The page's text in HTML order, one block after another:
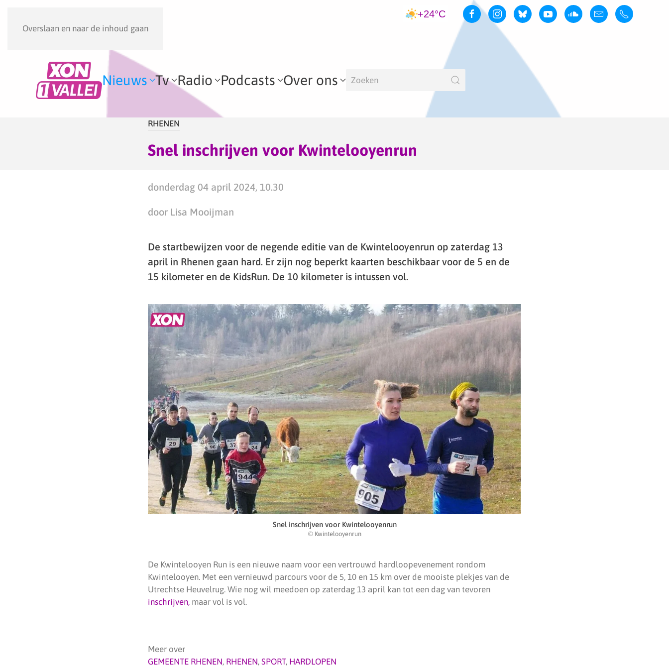
Overslaan en naar de inhoud gaan
+24°C
Nieuws Tv Radio Podcasts Over ons
RHENEN
Snel inschrijven voor Kwintelooyenrun
donderdag 04 april 2024, 10.30
door Lisa Mooijman
De startbewijzen voor de negende editie van de Kwintelooyenrun op zaterdag 13
april in Rhenen gaan hard. Er zijn nog beperkt kaarten beschikbaar voor de 5 en de
15 kilometer en de KidsRun. De 10 kilometer is intussen vol.
Snel inschrijven voor Kwintelooyenrun
© Kwintelooyenrun
De Kwintelooyen Run is een nieuwe naam voor een vertrouwd hardloopevenement rondom
Kwintelooyen. Met een vernieuwd parcours voor de 5, 10 en 15 km over de mooiste plekjes van de
Utrechtse Heuvelrug. Wie nog wil meedoen op zaterdag 13 april kan tot een dag van tevoren
inschrijven, maar vol is vol.
Meer over
GEMEENTE RHENEN, RHENEN, SPORT, HARDLOPEN